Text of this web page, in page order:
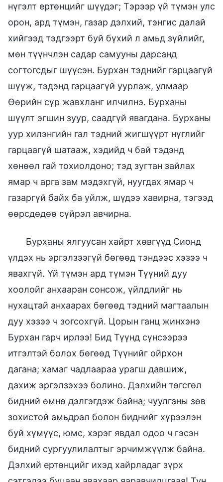
нүгэлт ертөнцийг шүүдэг; Тэрээр үй түмэн улс
орон, ард түмэн, газар дэлхий, тэнгис далай
хийгээд тэдгээрт буй бүхий л амьд зүйлийг,
мөн түүнчлэн садар самууны дарсанд
согтогсдыг шүүсэн. Бурхан тэднийг гарцаагүй
шүүж, тэдэнд гарцаагүй уурлаж, улмаар
Өөрийн сүр жавхланг илчилнэ. Бурханы
шүүлт эгшин зуур, саадгүй явагдана. Бурханы
уур хилэнгийн гал тэдний жигшүүрт нүглийг
гарцаагүй шатааж, хэдийд ч бай тэдэнд
хөнөөл гай тохиолдоно; тэд зугтан зайлах
ямар ч арга зам мэдэхгүй, нуугдах ямар ч
газаргүй байх ба уйлж, шүдээ хавирна, тэгээд
өөрсдөдөө сүйрэл авчирна.
Бурханы ялгуусан хайрт хөвгүүд Сионд
үлдэх нь эргэлзээгүй бөгөөд тэндээс хэзээ ч
явахгүй. Үй түмэн ард түмэн Түүний дуу
хоолойг анхааран сонсож, үйлдлийг нь
нухацтай анхаарах бөгөөд тэдний магтаалын
дуу хэзээ ч зогсохгүй. Цорын ганц жинхэнэ
Бурхан гарч ирлээ! Бид Түүнд сүнсээрээ
итгэлтэй болох бөгөөд Түүнийг ойрхон
дагана; хамаг чадлаараа урагш давшиж,
дахиж эргэлзэхээ болино. Дэлхийн төгсгөл
бидний өмнө дэлгэгдэж байна; чуулганы зөв
зохистой амьдрал болон биднийг хүрээлэн
буй хүмүүс, юмс, хэрэг явдал одоо ч гэсэн
бидний сургуулилалтыг эрчимжүүлж байна.
Дэлхий ертөнцийг ихэд хайрладаг зүрх